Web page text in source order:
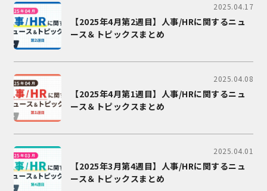
2025.04.17
【2025年4月第2週目】人事/HRに関するニュ
ース＆トピックスまとめ
2025.04.08
【2025年4月第1週目】人事/HRに関するニュ
ース＆トピックスまとめ
2025.04.01
【2025年3月第4週目】人事/HRに関するニュ
ース＆トピックスまとめ